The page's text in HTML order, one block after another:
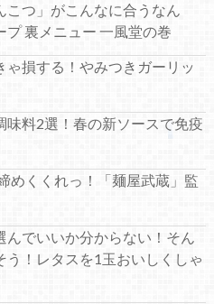
こつ」がこんなに合うなん
プ 裏メニュー 一風堂の巻
ゃ損する！やみつきガーリッ
味料2選！春の新ソースで免疫
めくくれっ！「麺屋武蔵」監
んでいいか分からない！そん
！レタスを1玉おいしくしゃ